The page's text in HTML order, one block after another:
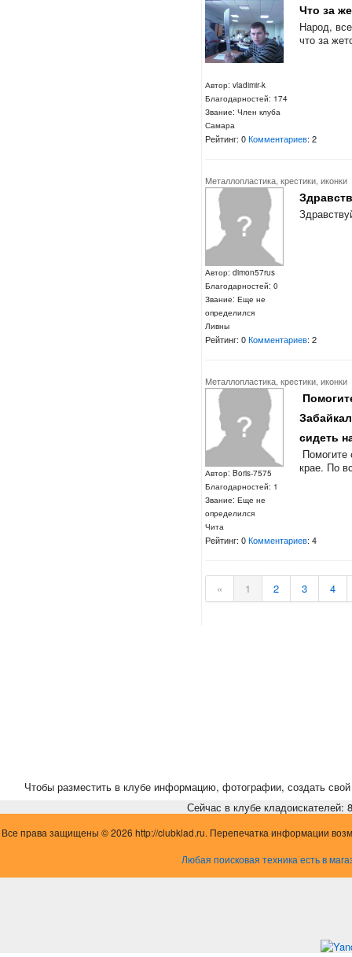
Автор: vladimir-k
Благодарностей: 174
Звание: Член клуба
Самара
Что за
Народ,
что за
Рейтинг: 0Комментариев: 2
Металлопластика, крестики, иконки
Автор: dimon57rus
Благодарностей: 0
Звание: Еще не
определился
Ливны
Рейтинг: 0Комментариев: 2
Металлопластика, крестики, иконки
Автор: Boris-7575
Благодарностей: 1
Звание: Еще не
определился
Чита
сидеть
крае. По
Рейтинг: 0Комментариев: 4
« 1 2 3 4
Чтобы разместить в клубе информацию, фотографии, создать свой
Сейчас в клубе кладоискателей:
Все права защищены © 2026 http://clubklad.ru. Перепечатка информации
Любая поисковая техника есть в